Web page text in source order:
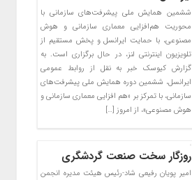
ششمین همایش ملی پیشرفت‌های سازمانی با
محوریت هم‌افزایی معماری سازمانی و هوش
مصنوعی، با حمایت ایرانسل و پخش مستقیم از
تلویزیون اینترنتی لنز، در حال برگزاری است. به
گزارش کیوسک خبر به نقل از روابط عمومی
ایرانسل، ششمین دوره همایش ملی پیشرفت‌های
سازمانی، با تمرکز بر «هم افزایی معماری سازمانی و
هوش مصنوعی»، از امروز […]
روزگار سخت صنعت گردشگری
امیر پویان رفیعی شاد-رئیس هیئت مدیره انجمن